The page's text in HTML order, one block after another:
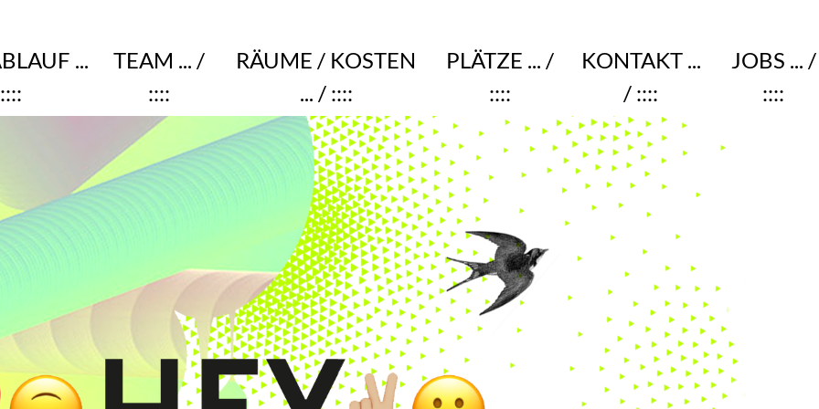
...
TEAM ... /
::::
RÄUME / KOSTEN
... / ::::
PLÄTZE ... /
::::
KONTAKT...
/ ::::
JOBS ... /
::::